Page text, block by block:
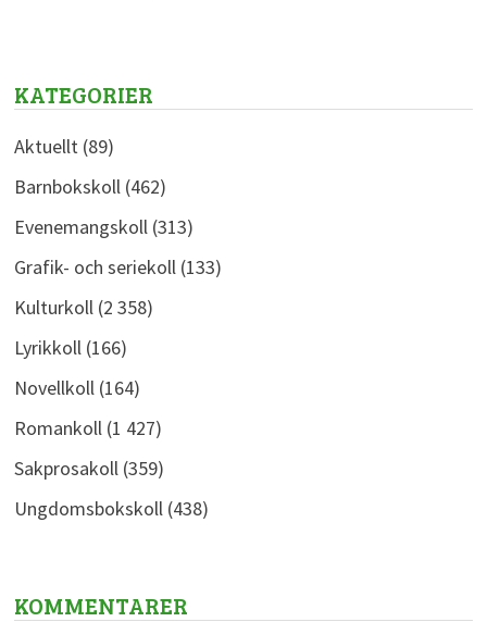
KATEGORIER
Aktuellt(89)
Barnbokskoll(462)
Evenemangskoll(313)
Grafik- och seriekoll(133)
Kulturkoll(2 358)
Lyrikkoll(166)
Novellkoll(164)
Romankoll(1 427)
Sakprosakoll(359)
Ungdomsbokskoll(438)
KOMMENTARER